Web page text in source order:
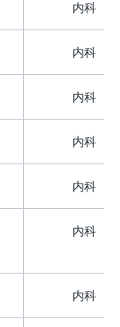
内科
内科
内科
内科
内科
内科
内科